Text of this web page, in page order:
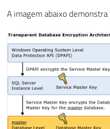
A imagem abaixo